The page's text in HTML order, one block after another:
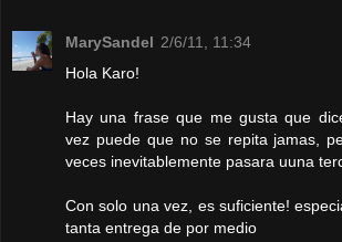
MarySandel 2/6/11, 11:34
Hola Karo!
Hay una frase que me gusta que
vez puede que no se repita jamas,
veces inevitablemente pasara uuna
Con solo una vez, es suficiente!
tanta entrega de por medio